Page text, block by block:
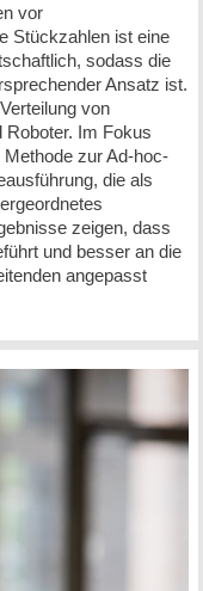
vor
Stückzahlen ist eine
sodass die
Ansatz ist.
von
Roboter. Im Fokus
zur Ad-hoc-
die als
zeigen, dass
und besser an die
angepasst